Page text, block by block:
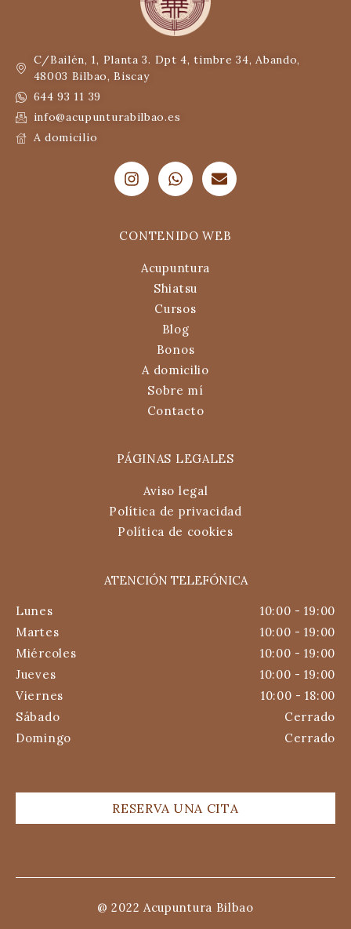
C/Bailén, 1, Planta 3. Dpt 4, timbre 34, Abando,
48003 Bilbao, Biscay
644 93 11 39
info@acupunturabilbao.es
A domicilio
CONTENIDO WEB
Acupuntura
Shiatsu
Cursos
Blog
Bonos
A domicilio
Sobre mí
Contacto
PÁGINAS LEGALES
Aviso legal
Política de privacidad
Política de cookies
ATENCIÓN TELEFÓNICA
Lunes
10:00 - 19:00
Martes
10:00 - 19:00
Miércoles
10:00 - 19:00
Jueves
10:00 - 19:00
Viernes
10:00 - 18:00
Sábado
Cerrado
Domingo
Cerrado
RESERVA UNA CITA
@ 2022 Acupuntura Bilbao